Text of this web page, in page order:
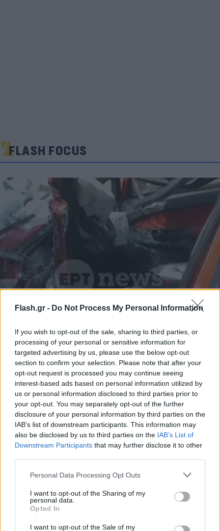
Flash.gr - Do Not Process My Personal Information
If you wish to opt-out of the sale, sharing to third parties, or
processing of your personal or sensitive information for
targeted advertising by us, please use the below opt-out
section to confirm your selection. Please note that after your
opt-out request is processed you may continue seeing
interest-based ads based on personal information utilized by
us or personal information disclosed to third parties prior to
your opt-out. You may separately opt-out of the further
disclosure of your personal information by third parties on the
IAB’s list of downstream participants. This information may
also be disclosed by us to third parties on the IAB’s List of
Downstream Participants that may further disclose it to other
Please note that this website/app uses one or more Google
not limited to your visit or usage behaviour. You may click to
grant or deny consent to Google and its third-party tags to
use your data for below specified purposes in below Google
consent section.
Personal Data Processing Opt Outs
I want to opt-out of the Sharing of my
personal data.
Opted In
I want to opt-out of the Sale of my
FLASH FOCUS
Πραγματογνώμονας για το τροχαίο στις
Σέρρες: «Κάτι απέσπασε την προσοχή του
οδηγού»
07.08.2026